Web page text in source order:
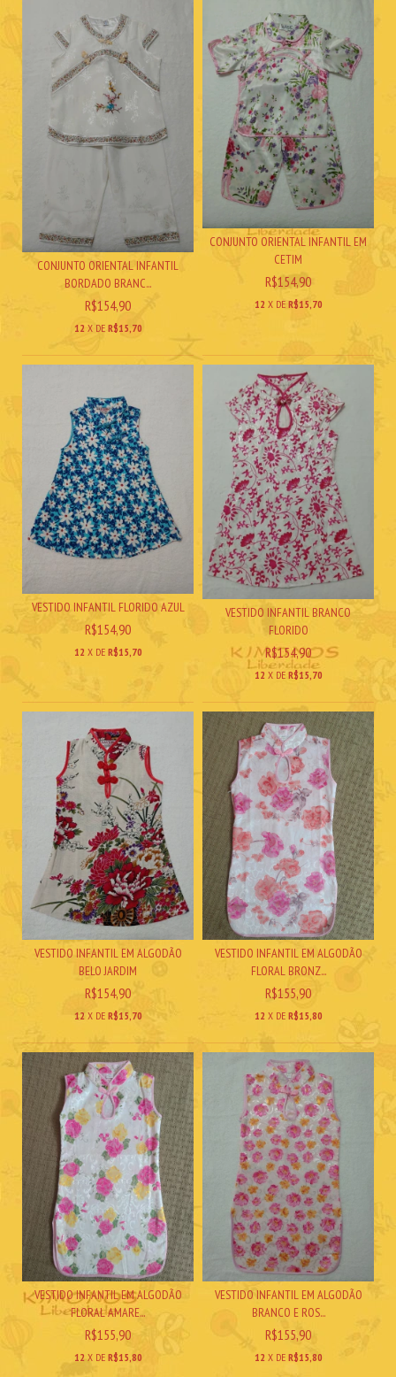
CONJUNTO ORIENTAL INFANTIL
BORDADO BRANC...
R$154,90
12 X DE R$15,70
CONJUNTO ORIENTAL INFANTIL EM
CETIM
R$154,90
12 X DE R$15,70
VESTIDO INFANTIL FLORIDO AZUL
R$154,90
12 X DE R$15,70
VESTIDO INFANTIL BRANCO
FLORIDO
R$154,90
12 X DE R$15,70
VESTIDO INFANTIL EM ALGODÃO
BELO JARDIM
R$154,90
12 X DE R$15,70
VESTIDO INFANTIL EM ALGODÃO
FLORAL BRONZ...
R$155,90
12 X DE R$15,80
VESTIDO INFANTIL EM ALGODÃO
FLORAL AMARE...
R$155,90
12 X DE R$15,80
VESTIDO INFANTIL EM ALGODÃO
BRANCO E ROS...
R$155,90
12 X DE R$15,80